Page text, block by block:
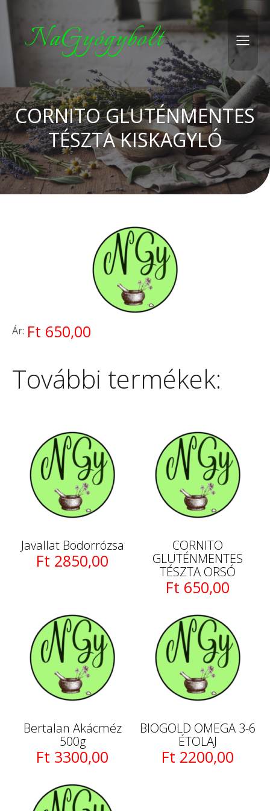
NaGyógybolt
CORNITO GLUTÉNMENTES
TÉSZTA KISKAGYLÓ
Ár: Ft 650,00
További termékek:
Javallat Bodorrózsa
Ft 2850,00
CORNITO
GLUTÉNMENTES
TÉSZTA ORSÓ
Ft 650,00
Bertalan Akácméz
500g
Ft 3300,00
BIOGOLD OMEGA 3-6
ÉTOLAJ
Ft 2200,00